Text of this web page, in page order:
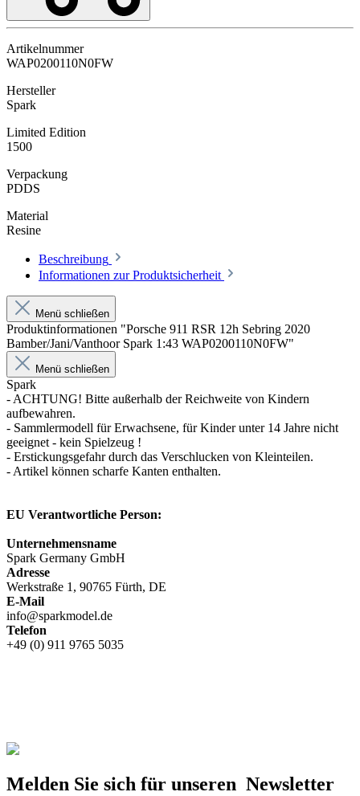
Artikelnummer
WAP0200110N0FW
Hersteller
Spark
Limited Edition
1500
Verpackung
PDDS
Material
Resine
Beschreibung
Informationen zur Produktsicherheit
Menü schließen
Produktinformationen "Porsche 911 RSR 12h Sebring 2020
Bamber/Jani/Vanthoor Spark 1:43 WAP0200110N0FW"
Menü schließen
Spark
- ACHTUNG! Bitte außerhalb der Reichweite von Kindern
aufbewahren.
- Sammlermodell für Erwachsene, für Kinder unter 14 Jahre nicht
geeignet - kein Spielzeug !
- Erstickungsgefahr durch das Verschlucken von Kleinteilen.
- Artikel können scharfe Kanten enthalten.
EU Verantwortliche Person:
Unternehmensname
Spark Germany GmbH
Adresse
Werkstraße 1, 90765 Fürth, DE
E-Mail
info@sparkmodel.de
Telefon
+49 (0) 911 9765 5035
Melden Sie sich für unseren Newsletter